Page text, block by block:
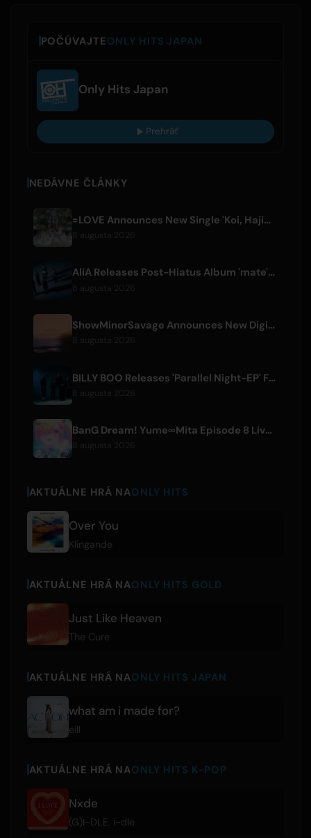
POČÚVAJTEONLY HITS JAPAN
Only Hits Japan
Prehráť
NEDÁVNE ČLÁNKY
=LOVE Announces New Single 'Koi, Hajimemashita.' and Tokyo Dome Concerts
AliA Releases Post-Hiatus Album 'mate', Announces Tokyo Live
ShowMinorSavage Announces New Digital Single 'Gradation'
BILLY BOO Releases 'Parallel Night-EP' Featuring TV Drama Theme Song
BanG Dream! Yume∞Mita Episode 8 Live Clip Released
AKTUÁLNE HRÁ NAONLY HITS
Over You
Klingande
AKTUÁLNE HRÁ NAONLY HITS GOLD
Just Like Heaven
The Cure
AKTUÁLNE HRÁ NAONLY HITS JAPAN
what am i made for?
eill
AKTUÁLNE HRÁ NAONLY HITS K-POP
Nxde
(G)I-DLE i-dle